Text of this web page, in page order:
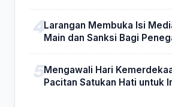
Larangan Membuka Isi
Main dan Sanksi Bagi
Mengawali Hari
Pacitan Satukan Hati untuk